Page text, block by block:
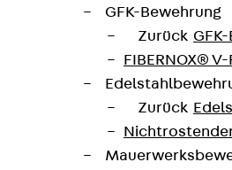
GFK-Bewehrung
Zurück
FIBERNOX® V-
Zurück